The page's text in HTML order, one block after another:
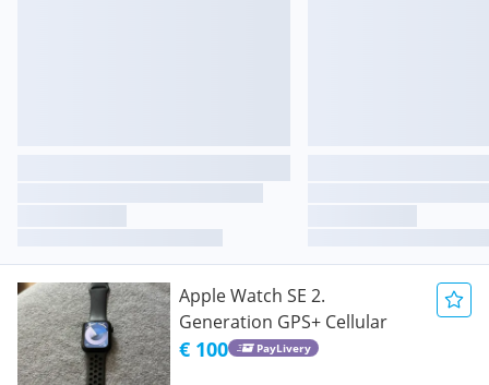
Apple Watch SE 2.
Generation GPS+ Cellular
€ 100 PayLivery